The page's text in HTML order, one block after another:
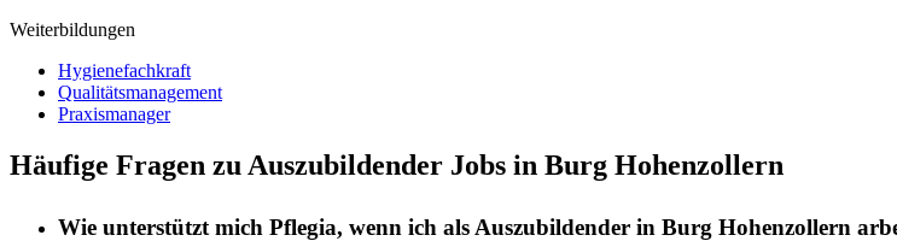
Weiterbildungen
Hygienefachkraft
Qualitätsmanagement
Praxismanager
Häufige Fragen zu Auszubildender Jobs in Burg Hohenzollern
Wie unterstützt mich Pflegia, wenn ich als Auszubildender in Burg Hohenzollern